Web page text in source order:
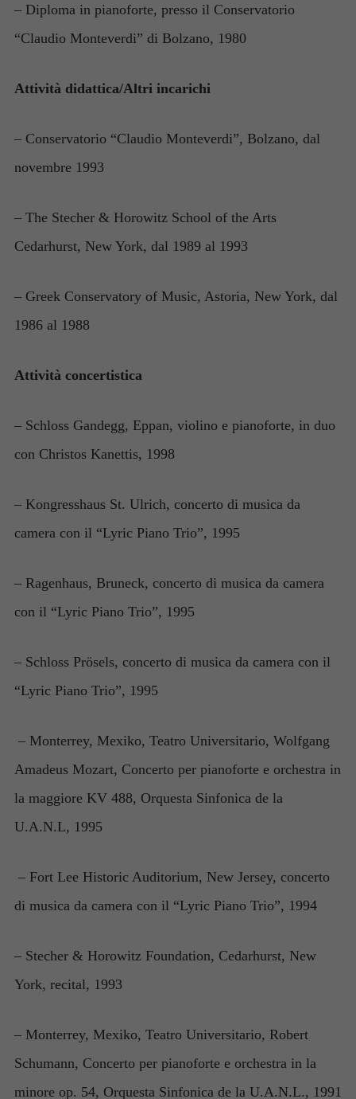
– Diploma in pianoforte, presso il Conservatorio
“Claudio Monteverdi” di Bolzano, 1980
Attività didattica/Altri incarichi
– Conservatorio “Claudio Monteverdi”, Bolzano, dal
novembre 1993
– The Stecher & Horowitz School of the Arts
Cedarhurst, New York, dal 1989 al 1993
– Greek Conservatory of Music, Astoria, New York, dal
1986 al 1988
Attività concertistica
– Schloss Gandegg, Eppan, violino e pianoforte, in duo
con Christos Kanettis, 1998
– Kongresshaus St. Ulrich, concerto di musica da
camera con il “Lyric Piano Trio”, 1995
– Ragenhaus, Bruneck, concerto di musica da camera
con il “Lyric Piano Trio”, 1995
– Schloss Prösels, concerto di musica da camera con il
“Lyric Piano Trio”, 1995
– Monterrey, Mexiko, Teatro Universitario, Wolfgang
Amadeus Mozart, Concerto per pianoforte e orchestra in
la maggiore KV 488, Orquesta Sinfonica de la
U.A.N.L, 1995
– Fort Lee Historic Auditorium, New Jersey, concerto
di musica da camera con il “Lyric Piano Trio”, 1994
– Stecher & Horowitz Foundation, Cedarhurst, New
York, recital, 1993
– Monterrey, Mexiko, Teatro Universitario, Robert
Schumann, Concerto per pianoforte e orchestra in la
minore op. 54, Orquesta Sinfonica de la U.A.N.L., 1991